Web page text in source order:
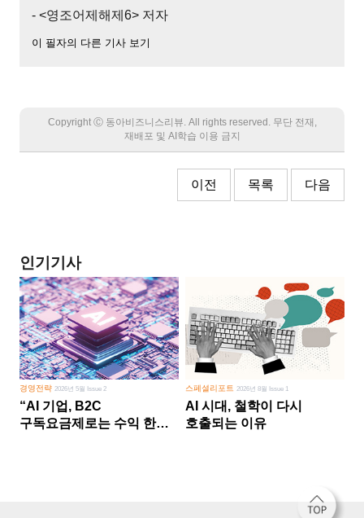
- <영조어제해제6> 저자
이 필자의 다른 기사 보기
Copyright Ⓒ 동아비즈니스리뷰. All rights reserved. 무단 전재,
재배포 및 AI학습 이용 금지
이전 목록 다음
인기기사
경영전략 2026년 5월 Issue 2
“AI 기업, B2C
구독요금제로는 수익 한계
스페셜리포트 2026년 8월 Issue 1
AI 시대, 철학이 다시
호출되는 이유